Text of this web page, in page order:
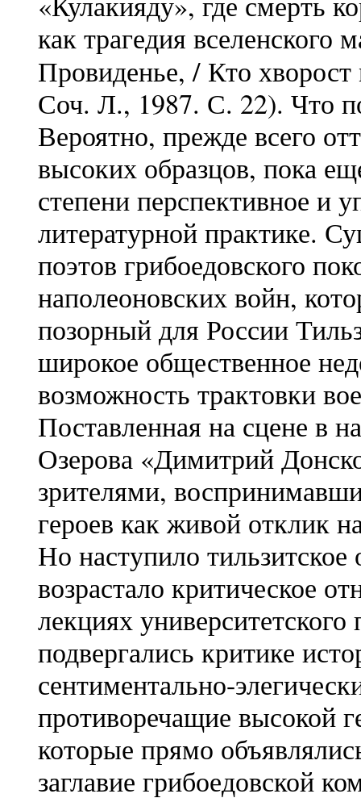
как трагедия вселенского
Провиденье, / Кто
Соч. Л., 1987. С. 22). Что
Вероятно, прежде всего
высоких образцов, пока
степени перспективное и
литературной практике.
поэтов грибоедовского
наполеоновских войн,
позорный для России
широкое общественное
возможность трактовки
Поставленная на сцене в
Озерова «Димитрий
зрителями,
героев как живой отклик
Но наступило
возрастало критическое
лекциях
подвергались критике
сентиментально-
противоречащие высокой
которые прямо
заглавие грибоедовской